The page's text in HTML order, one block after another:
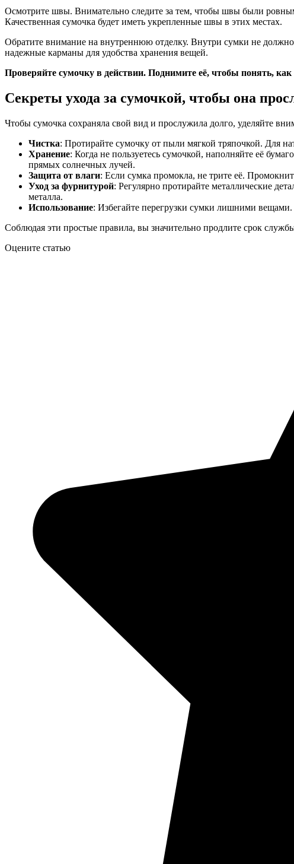
Осмотрите швы. Внимательно следите за тем, чтобы швы были
Качественная сумочка будет иметь укрепленные швы в этих местах.
Обратите внимание на внутреннюю отделку. Внутри сумки не
надежные карманы для удобства хранения вещей.
Проверяйте сумочку в действии. Поднимите её, чтобы понять,
Секреты ухода за сумочкой, чтобы она
Чтобы сумочка сохраняла свой вид и прослужила долго, уделяйте
Чистка: Протирайте сумочку от пыли мягкой тряпочкой. Для
Хранение: Когда не пользуетесь сумочкой, наполняйте её
прямых солнечных лучей.
Защита от влаги: Если сумка промокла, не трите её.
Уход за фурнитурой: Регулярно протирайте металлические
металла.
Использование: Избегайте перегрузки сумки лишними
Соблюдая эти простые правила, вы значительно продлите срок
Оцените статью